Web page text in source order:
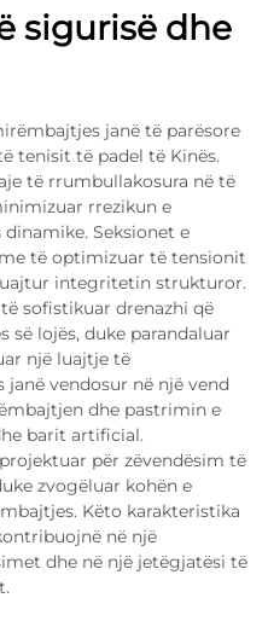
sigurisë dhe
janë të parësore
tenisit të padel të Kinës.
të rrumbullakosura në të
rrezikun e
Seksionet e
të optimizuar të tensionit
integritetin strukturor.
sofistikuar drenazhi që
së lojës, duke parandaluar
një luajtje të
janë vendosur në një vend
dhe pastrimin e
barit artificial.
për zëvendësim të
zvogëluar kohën e
Këto karakteristika
në një
dhe në një jetëgjatësi të